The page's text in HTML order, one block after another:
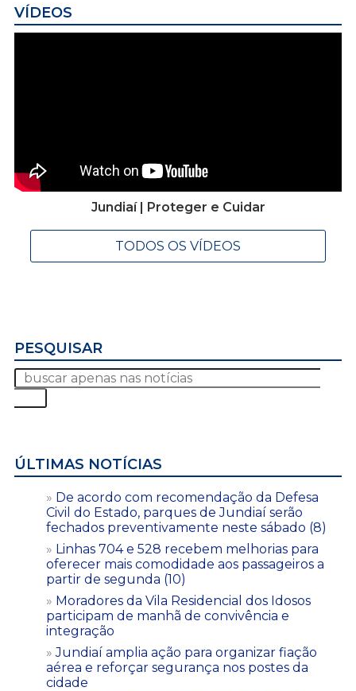
VÍDEOS
Jundiaí | Proteger e Cuidar
TODOS OS VÍDEOS
PESQUISAR
ÚLTIMAS NOTÍCIAS
De acordo com recomendação da Defesa
Civil do Estado, parques de Jundiaí serão
fechados preventivamente neste sábado (8)
Linhas 704 e 528 recebem melhorias para
oferecer mais comodidade aos passageiros a
partir de segunda (10)
Moradores da Vila Residencial dos Idosos
participam de manhã de convivência e
integração
Jundiaí amplia ação para organizar fiação
aérea e reforçar segurança nos postes da
cidade